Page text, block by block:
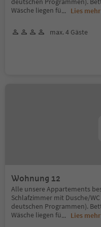
Wäsche liegen fü... Lies mehr
max. 4 Gäste
Wohnung 12
Alle unsere Appartements
Schlafzimmer mit Dusche/
deutschen Programmen).
Wäsche liegen fü... Lies mehr